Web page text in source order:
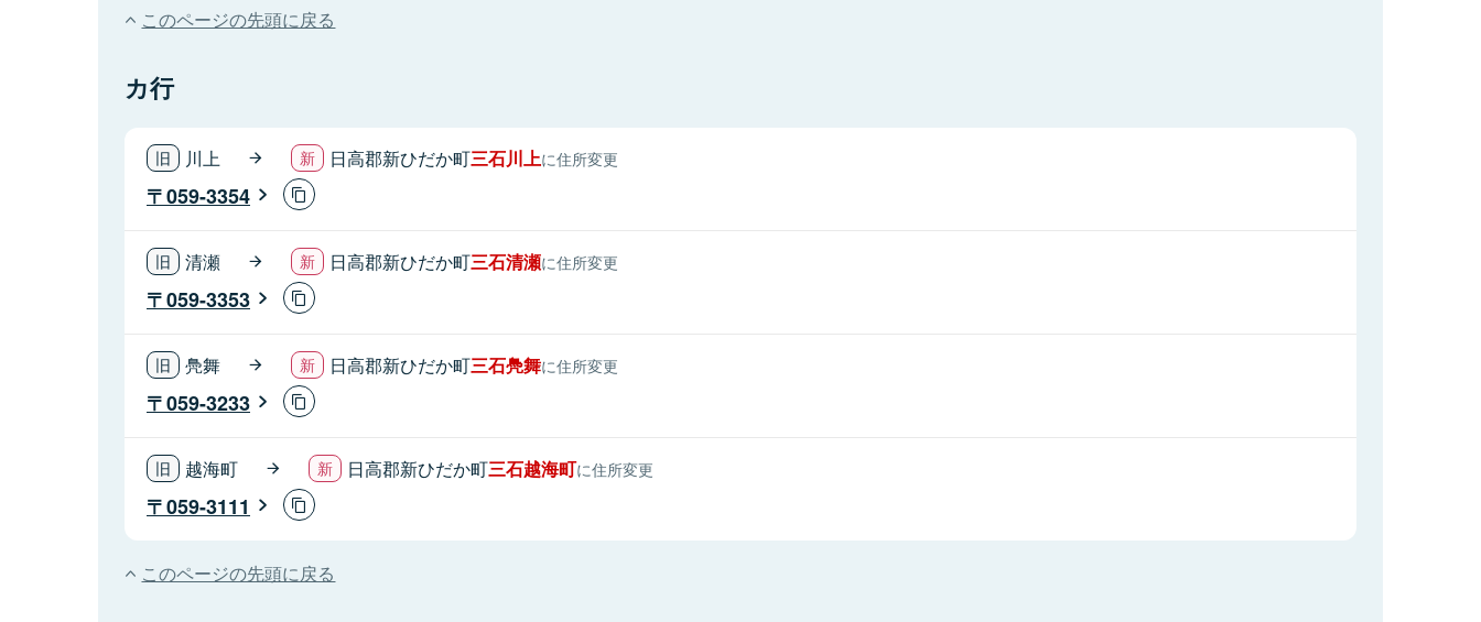
このページの先頭に戻る
カ行
川上 日高郡新ひだか町三石川上に住所変更
059-3354
清瀬 日高郡新ひだか町三石清瀬に住所変更
059-3353
鳧舞 日高郡新ひだか町三石鳧舞に住所変更
059-3233
越海町 日高郡新ひだか町三石越海町に住所変更
059-3111
このページの先頭に戻る